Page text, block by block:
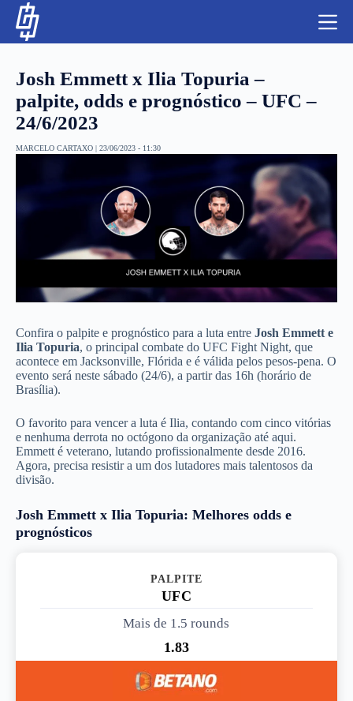
NFL
MLS
APOSTAS LEGAL
Josh Emmett x Ilia Topuria –
palpite, odds e prognóstico – UFC –
24/6/2023
MARCELO CARTAXO | 23/06/2023 - 11:30
Confira o palpite e prognóstico para a luta entre Josh Emmett e
Ilia Topuria, o principal combate do UFC Fight Night, que
acontece em Jacksonville, Flórida e é válida pelos pesos-pena. O
evento será neste sábado (24/6), a partir das 16h (horário de
Brasília).
O favorito para vencer a luta é Ilia, contando com cinco vitórias
e nenhuma derrota no octógono da organização até aqui.
Emmett é veterano, lutando profissionalmente desde 2016.
Agora, precisa resistir a um dos lutadores mais talentosos da
divisão.
Josh Emmett x Ilia Topuria: Melhores odds e
prognósticos
Mais de 1.5 rounds
UFC
1.83